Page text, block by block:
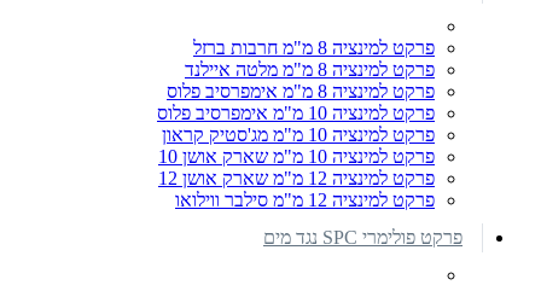
פרקט למינציה 8 מ"מ חרבות ברזל
פרקט למינציה 8 מ"מ מלטה איילנד
פרקט למינציה 8 מ"מ אימפרסיב פלוס
פרקט למינציה 10 מ"מ אימפרסיב פלוס
פרקט למינציה 10 מ"מ מג'סטיק קראון
פרקט למינציה 10 מ"מ שארק אושן 10
פרקט למינציה 12 מ"מ שארק אושן 12
פרקט למינציה 12 מ"מ סילבר ווילואו
פרקט פולימרי SPC נגד מים